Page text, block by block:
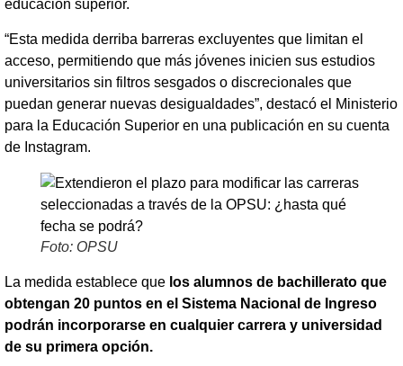
educación superior.
“Esta medida derriba barreras excluyentes que limitan el
acceso, permitiendo que más jóvenes inicien sus estudios
universitarios sin filtros sesgados o discrecionales que
puedan generar nuevas desigualdades”, destacó el Ministerio
para la Educación Superior en una publicación en su cuenta
de Instagram.
Foto: OPSU
La medida establece que los alumnos de bachillerato que
obtengan 20 puntos en el Sistema Nacional de Ingreso
podrán incorporarse en cualquier carrera y universidad
de su primera opción.